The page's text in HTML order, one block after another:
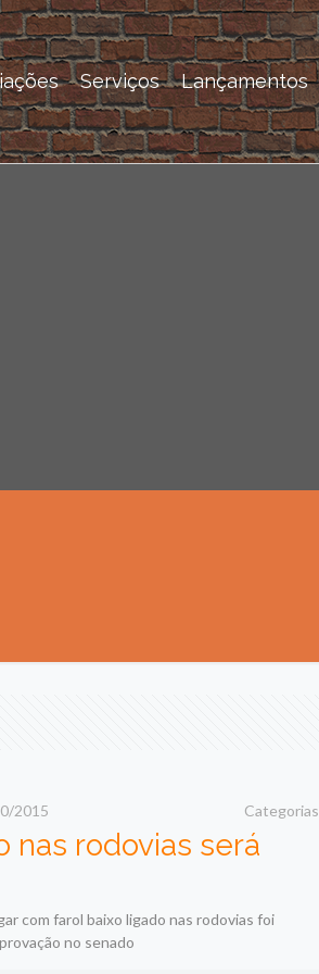
Serviços Lançamentos
2015 Categorias
nas rodovias será
com farol baixo ligado nas rodovias foi
no senado